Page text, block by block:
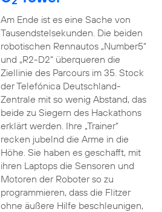
Am Ende ist es eine Sache von
Tausendstelsekunden. Die beiden
robotischen Rennautos „Number5“
und „R2-D2“ überqueren die
Ziellinie des Parcours im 35. Stock
der Telefónica Deutschland-
Zentrale mit so wenig Abstand, das
beide zu Siegern des Hackathons
erklärt werden. Ihre „Trainer“
recken jubelnd die Arme in die
Höhe. Sie haben es geschafft, mit
ihren Laptops die Sensoren und
Motoren der Roboter so zu
programmieren, dass die Flitzer
ohne äußere Hilfe beschleunigen,